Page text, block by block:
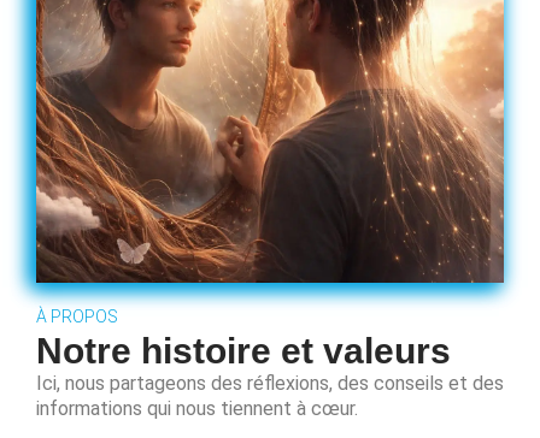
À PROPOS
Notre histoire et valeurs
Ici, nous partageons des réflexions, des conseils et des
informations qui nous tiennent à cœur.